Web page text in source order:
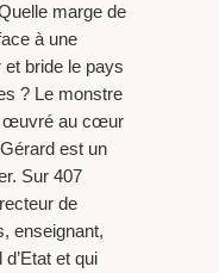
marge de
à une
et bride le pays
? Le monstre
œuvré au cœur
est un
Sur 407
de
enseignant,
et qui